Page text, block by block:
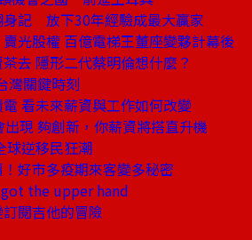
身記 放下30年經驗成最大贏家
光股權 百億電梯王董座變夥計幕後
去 隱形二代蔡明倫想什麼？
灣關鍵時刻
看未來薪資與工作如何改變
現 夠創新，你薪資將搭直升機
球逆移民狂潮
好市多疫期來客變多秘密
the upper hand
閱吉他的冒險